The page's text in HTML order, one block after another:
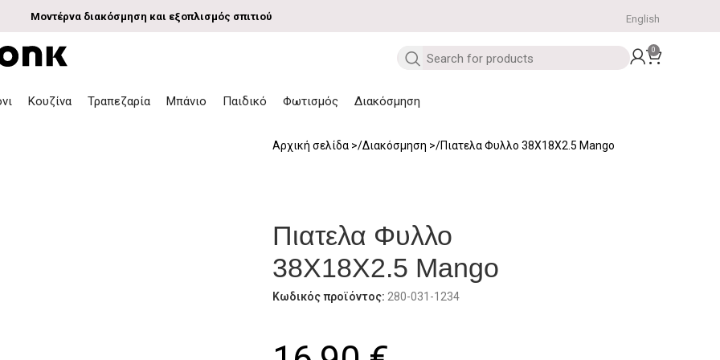
Μοντέρνα διακόσμηση και εξοπλισμός σπιτιού English
0
Κουζίνα Τραπεζαρία Μπάνιο Παιδικό Φωτισμός Διακόσμηση
Αρχική σελίδα Διακόσμηση Πιατελα Φυλλο 38Χ18Χ2.5 Mango
Πιατελα Φυλλο
38Χ18Χ2.5 Mango
Κωδικός προϊόντος: 280-031-1234